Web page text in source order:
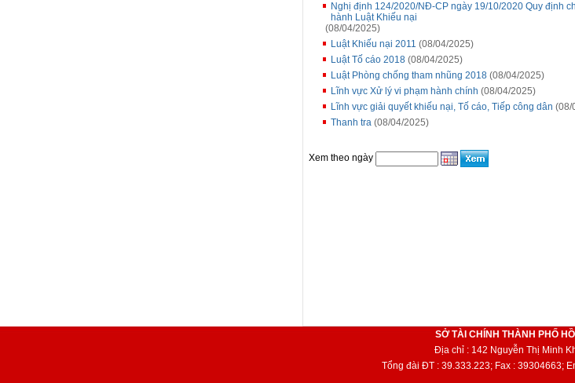
Nghị định 124/2020/NĐ-CP ngày 19/10/2020 Quy định
hành Luật Khiếu nại
(08/04/2025)
Luật Khiếu nại 2011 (08/04/2025)
Luật Tố cáo 2018 (08/04/2025)
Luật Phòng chống tham nhũng 2018 (08/04/2025)
Lĩnh vực Xử lý vi phạm hành chính (08/04/2025)
Lĩnh vực giải quyết khiếu nại, Tố cáo, Tiếp công dân (08/
Thanh tra (08/04/2025)
Xem theo ngày
SỞ TÀI CHÍNH THÀNH PHỐ
Địa chỉ : 142 Nguyễn Thị Minh
Tổng đài ĐT : 39.333.223; Fax : 39304663;